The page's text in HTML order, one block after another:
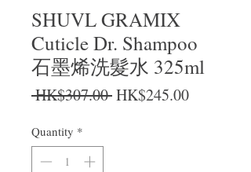
SHUVL GRAMIX
Cuticle Dr. Shampoo
石墨烯洗髮水 325ml
HK$307.00 Regular Price
HK$245.00Sale Price
Quantity *